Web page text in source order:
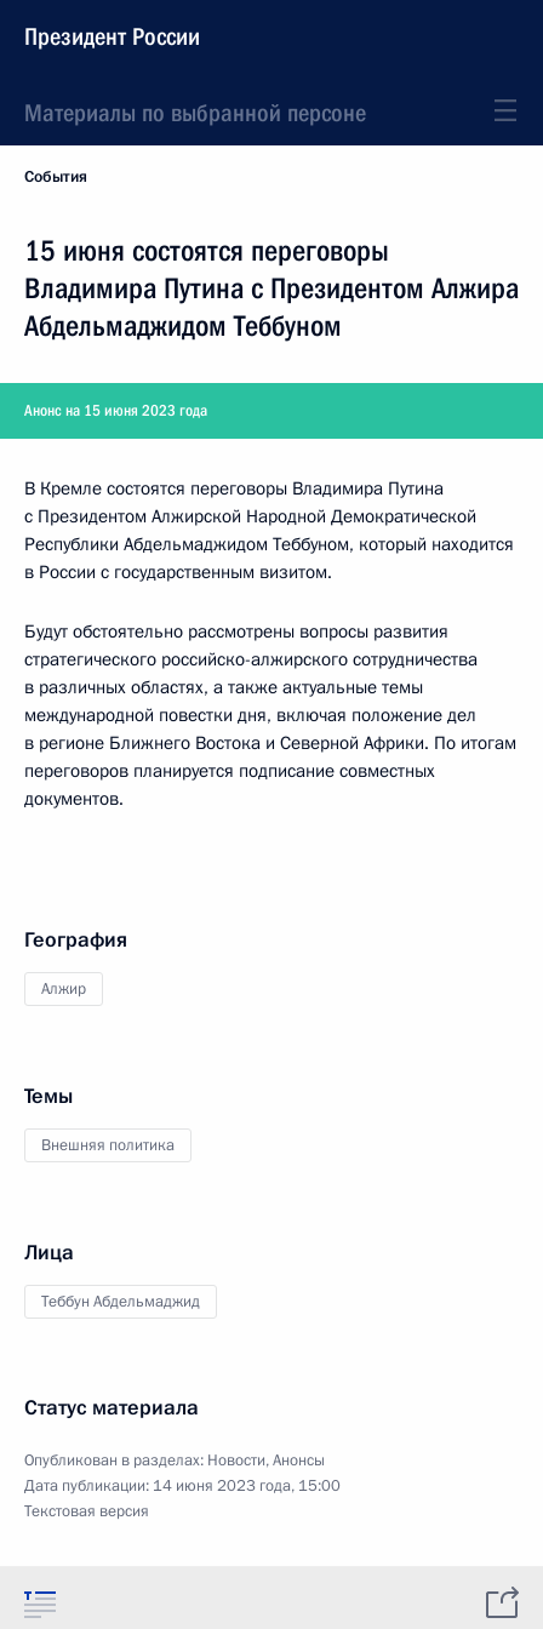
Президент России
Материалы по выбранной персоне
События
15 июня состоятся переговоры
Владимира Путина с Президентом Алжира
Абдельмаджидом Теббуном
Анонс на 15 июня 2023 года
В Кремле состоятся переговоры Владимира Путина
с Президентом Алжирской Народной Демократической
Республики Абдельмаджидом Теббуном, который находится
в России с государственным визитом.
Будут обстоятельно рассмотрены вопросы развития
стратегического российско-алжирского сотрудничества
в различных областях, а также актуальные темы
международной повестки дня, включая положение дел
в регионе Ближнего Востока и Северной Африки. По итогам
переговоров планируется подписание совместных
документов.
География
Алжир
Темы
Внешняя политика
Лица
Теббун Абдельмаджид
Статус материала
Опубликован в разделах: Новости,Анонсы
Дата публикации: 14 июня 2023 года, 15:00
Текстовая версия